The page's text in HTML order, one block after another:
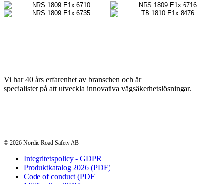
Vi har 40 års erfarenhet av branschen och är
specialister på att utveckla innovativa vägsäkerhetslösningar.
© 2026 Nordic Road Safety AB
Integritetspolicy - GDPR
Produktkatalog 2026 (PDF)
Code of conduct (PDF